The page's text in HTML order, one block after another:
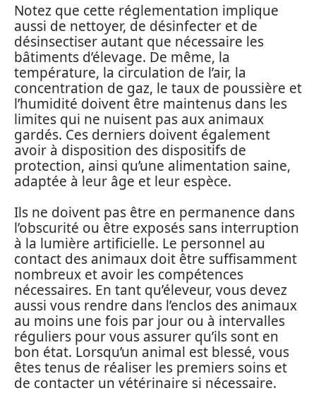
Notez que cette réglementation implique
aussi de nettoyer, de désinfecter et de
désinsectiser autant que nécessaire les
bâtiments d’élevage. De même, la
température, la circulation de l’air, la
concentration de gaz, le taux de poussière et
l’humidité doivent être maintenus dans les
limites qui ne nuisent pas aux animaux
gardés. Ces derniers doivent également
avoir à disposition des dispositifs de
protection, ainsi qu’une alimentation saine,
adaptée à leur âge et leur espèce.
Ils ne doivent pas être en permanence dans
l’obscurité ou être exposés sans interruption
à la lumière artificielle. Le personnel au
contact des animaux doit être suffisamment
nombreux et avoir les compétences
nécessaires. En tant qu’éleveur, vous devez
aussi vous rendre dans l’enclos des animaux
au moins une fois par jour ou à intervalles
réguliers pour vous assurer qu’ils sont en
bon état. Lorsqu’un animal est blessé, vous
êtes tenus de réaliser les premiers soins et
de contacter un vétérinaire si nécessaire.